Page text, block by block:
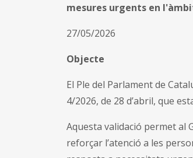
mesures urgents en
27/05/2026
Objecte
El Ple del Parlament de
4/2026, de 28 d’abril, que
Aquesta validació permet al
reforçar l’atenció a les